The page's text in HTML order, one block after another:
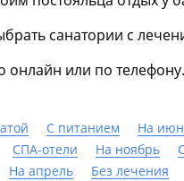
санатории с
или по
С питанием На
СПА-отели На ноябрь
На апрель Без лечения